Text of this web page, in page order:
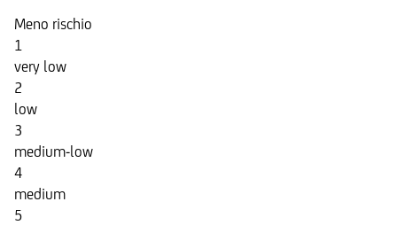
Meno rischio
1
very low
2
low
3
medium-low
4
medium
5